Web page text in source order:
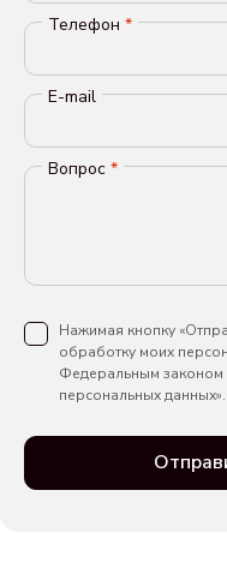
Телефон *
E-mail
Вопрос *
Нажимая кнопку
обработку моих
Федеральным
персональных данных».